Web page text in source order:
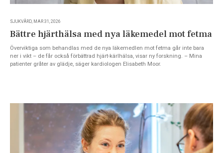
SJUKVÅRD, MAR 31, 2026
Bättre hjärthälsa med nya läkemedel mot fetma
Överviktiga som behandlas med de nya läkemedlen mot fetma går inte bara
ner i vikt – de får också förbättrad hjärt-kärlhälsa, visar ny forskning. – Mina
patienter gråter av glädje, säger kardiologen Elisabeth Moor.